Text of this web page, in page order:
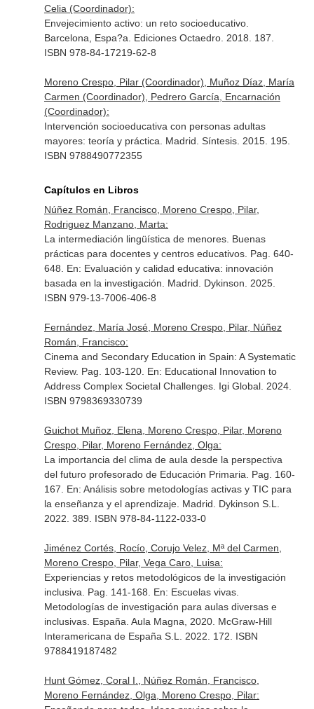
Celia (Coordinador):
Envejecimiento activo: un reto socioeducativo.
Barcelona, Espa?a. Ediciones Octaedro. 2018. 187.
ISBN 978-84-17219-62-8
Moreno Crespo, Pilar (Coordinador), Muñoz Díaz, María
Carmen (Coordinador), Pedrero García, Encarnación
(Coordinador):
Intervención socioeducativa con personas adultas
mayores: teoría y práctica. Madrid. Síntesis. 2015. 195.
ISBN 9788490772355
Capítulos en Libros
Núñez Román, Francisco, Moreno Crespo, Pilar,
Rodriguez Manzano, Marta:
La intermediación lingüística de menores. Buenas
prácticas para docentes y centros educativos. Pag. 640-
648. En: Evaluación y calidad educativa: innovación
basada en la investigación . Madrid. Dykinson. 2025.
ISBN 979-13-7006-406-8
Fernández, María José, Moreno Crespo, Pilar, Núñez
Román, Francisco:
Cinema and Secondary Education in Spain: A Systematic
Review. Pag. 103-120. En: Educational Innovation to
Address Complex Societal Challenges. Igi Global. 2024.
ISBN 9798369330739
Guichot Muñoz, Elena, Moreno Crespo, Pilar, Moreno
Crespo, Pilar, Moreno Fernández, Olga:
La importancia del clima de aula desde la perspectiva
del futuro profesorado de Educación Primaria. Pag. 160-
167. En: Análisis sobre metodologías activas y TIC para
la enseñanza y el aprendizaje. Madrid. Dykinson S.L.
2022. 389. ISBN 978-84-1122-033-0
Jiménez Cortés, Rocío, Corujo Velez, Mª del Carmen,
Moreno Crespo, Pilar, Vega Caro, Luisa:
Experiencias y retos metodológicos de la investigación
inclusiva. Pag. 141-168. En: Escuelas vivas.
Metodologías de investigación para aulas diversas e
inclusivas. España. Aula Magna, 2020. McGraw-Hill
Interamericana de España S.L. 2022. 172. ISBN
9788419187482
Hunt Gómez, Coral I., Núñez Román, Francisco,
Moreno Fernández, Olga, Moreno Crespo, Pilar: